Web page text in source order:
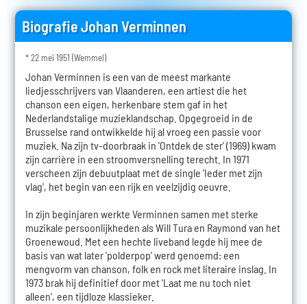
Biografie Johan Verminnen
* 22 mei 1951 (Wemmel)
Johan Verminnen is een van de meest markante
liedjesschrijvers van Vlaanderen, een artiest die het
chanson een eigen, herkenbare stem gaf in het
Nederlandstalige muzieklandschap. Opgegroeid in de
Brusselse rand ontwikkelde hij al vroeg een passie voor
muziek. Na zijn tv-doorbraak in 'Ontdek de ster' (1969) kwam
zijn carrière in een stroomversnelling terecht. In 1971
verscheen zijn debuutplaat met de single 'Ieder met zijn
vlag', het begin van een rijk en veelzijdig oeuvre.
In zijn beginjaren werkte Verminnen samen met sterke
muzikale persoonlijkheden als Will Tura en Raymond van het
Groenewoud. Met een hechte liveband legde hij mee de
basis van wat later 'polderpop' werd genoemd: een
mengvorm van chanson, folk en rock met literaire inslag. In
1973 brak hij definitief door met 'Laat me nu toch niet
alleen', een tijdloze klassieker.